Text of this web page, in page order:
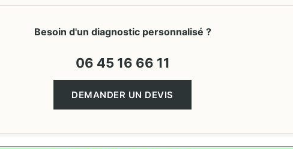
Besoin d'un diagnostic personnalisé ?
06 45 16 66 11
DEMANDER UN DEVIS